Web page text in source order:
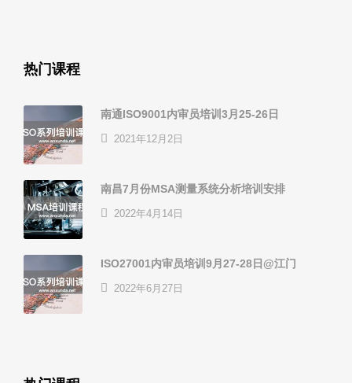
热门课程
南通ISO9001内审员培训3月25-26日
2021年12月2日
南昌7月份MSA测量系统分析培训安排
2022年4月14日
ISO27001内审员培训9月27-28日@江门
2022年6月27日